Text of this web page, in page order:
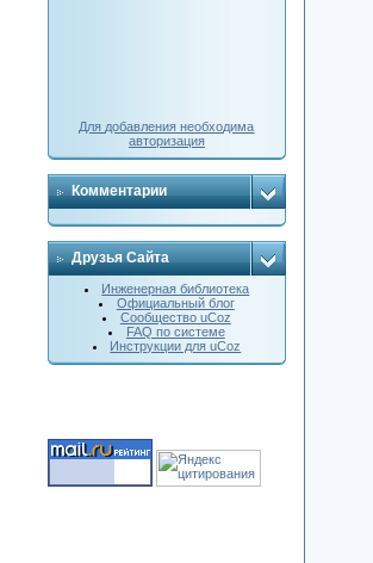
Для добавления необходима
авторизация
Комментарии
Друзья Сайта
Инженерная библиотека
Официальный блог
Сообщество uCoz
FAQ по системе
Инструкции для uCoz